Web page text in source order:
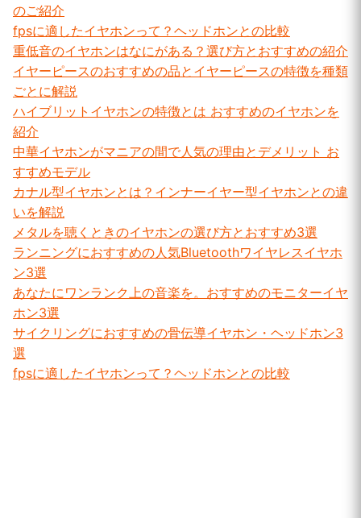
のご紹介
fpsに適したイヤホンって？ヘッドホンとの比較
重低音のイヤホンはなにがある？選び方とおすすめの紹介
イヤーピースのおすすめの品とイヤーピースの特徴を種類
ごとに解説
ハイブリットイヤホンの特徴とは おすすめのイヤホンを
紹介
中華イヤホンがマニアの間で人気の理由とデメリット お
すすめモデル
カナル型イヤホンとは？インナーイヤー型イヤホンとの違
いを解説
メタルを聴くときのイヤホンの選び方とおすすめ3選
ランニングにおすすめの人気Bluetoothワイヤレスイヤホ
ン3選
あなたにワンランク上の音楽を。おすすめのモニターイヤ
ホン3選
サイクリングにおすすめの骨伝導イヤホン・ヘッドホン3
選
fpsに適したイヤホンって？ヘッドホンとの比較